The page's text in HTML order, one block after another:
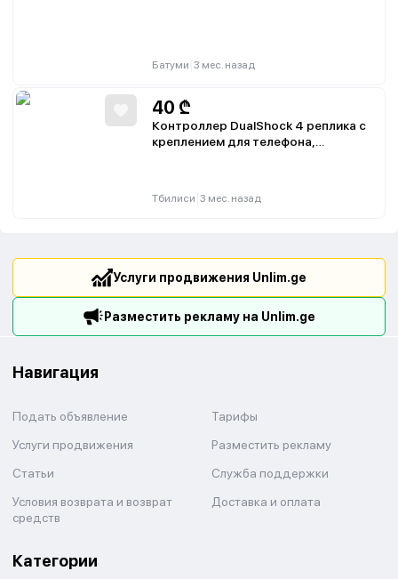
Батуми 3 мес. назад
40 ₾
Контроллер DualShock 4 реплика с
креплением для телефона,
Тбилиси 3 мес. назад
Услуги продвижения Unlim.ge
Разместить рекламу на Unlim.ge
Навигация
Подать объявление
Тарифы
Услуги продвижения
Разместить рекламу
Статьи
Служба поддержки
Условия возврата и возврат
средств
Доставка и оплата
Категории